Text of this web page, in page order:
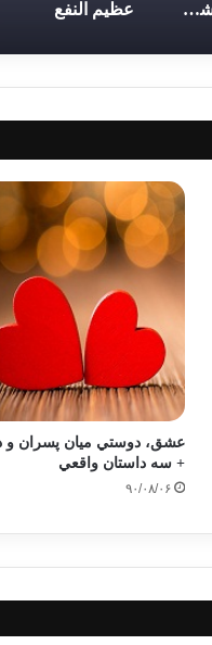
نصیب زن در بهشت چیست؟ عظيم النفع
عشق، دوستي ميان پسران و
+ سه داستان واقعي
۹۰/۰۸/۰۶